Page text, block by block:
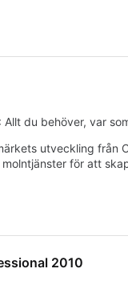
du behöver, var
utveckling från
för att
2010